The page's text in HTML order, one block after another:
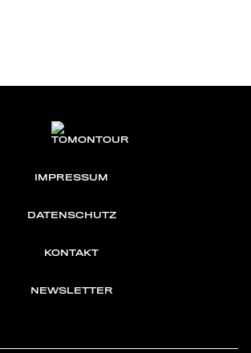
IMPRESSUM
DATENSCHUTZ
KONTAKT
NEWSLETTER